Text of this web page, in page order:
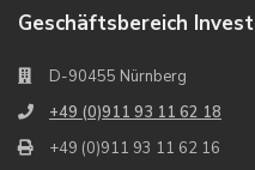
Geschäftsbereich Invest
D-90455 Nürnberg
+49 (0)911 93 11 62 18
+49 (0)911 93 11 62 16